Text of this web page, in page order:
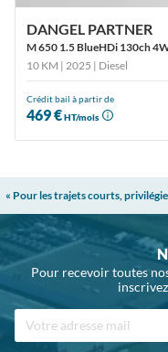
DANGEL PARTNER
M 650 1.5 BlueHDi 130ch
10 KM | 2025 | Diesel
Crédit bail à partir de
469 €HT/mois
« Pour les trajets courts,
Pour recevoir toutes